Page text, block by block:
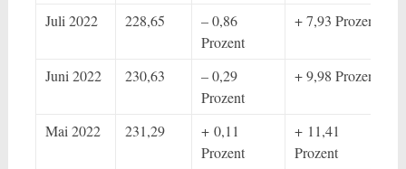
Juli 2022 228,65
– 0,86
Prozent
+ 7,93 Prozent
Juni 2022 230,63
– 0,29
Prozent
+ 9,98 Prozent
Mai 2022 231,29
+ 0,11
Prozent
+ 11,41
Prozent